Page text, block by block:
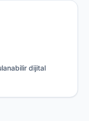
dijital